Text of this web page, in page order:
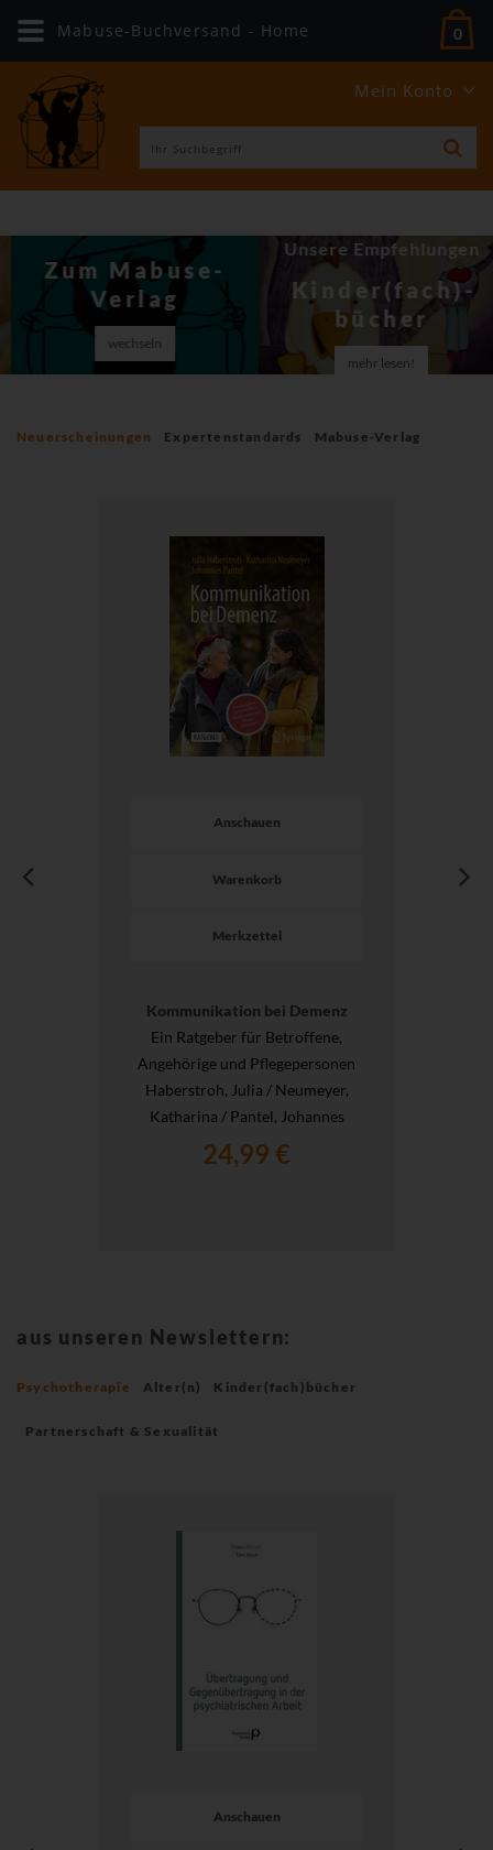
Mein Konto
0
Zum Mabuse-
Verlag
wechseln
Unsere Empfehlungen
Kinder(fach)­
bücher
mehr lesen!
Neuerscheinungen Expertenstandards Mabuse-Verlag
Anschauen
Warenkorb
Merkzettel
Kommunikation bei Demenz
Ein Ratgeber für Betroffene,
Angehörige und Pflegepersonen
Haberstroh, Julia / Neumeyer,
Katharina / Pantel, Johannes
24,99 €
aus unseren Newslettern:
Psychotherapie Alter(n) Kinder(fach)bücher
Partnerschaft & Sexualität
Anschauen
Mabuse-Buchversand - Home